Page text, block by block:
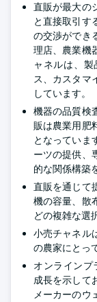
直販が最大の
と直接取引す
の交渉ができ
理店、農業機
ャネルは、
ス、カスタマ
しています。
機器の品質検
販は農業用肥
となっていま
ーツの提供、
的な関係構築
直販を通じて
機の容量、散
どの複雑な選
小売チャネル
の農家にとっ
オンラインプ
成長を示して
メーカーのウ